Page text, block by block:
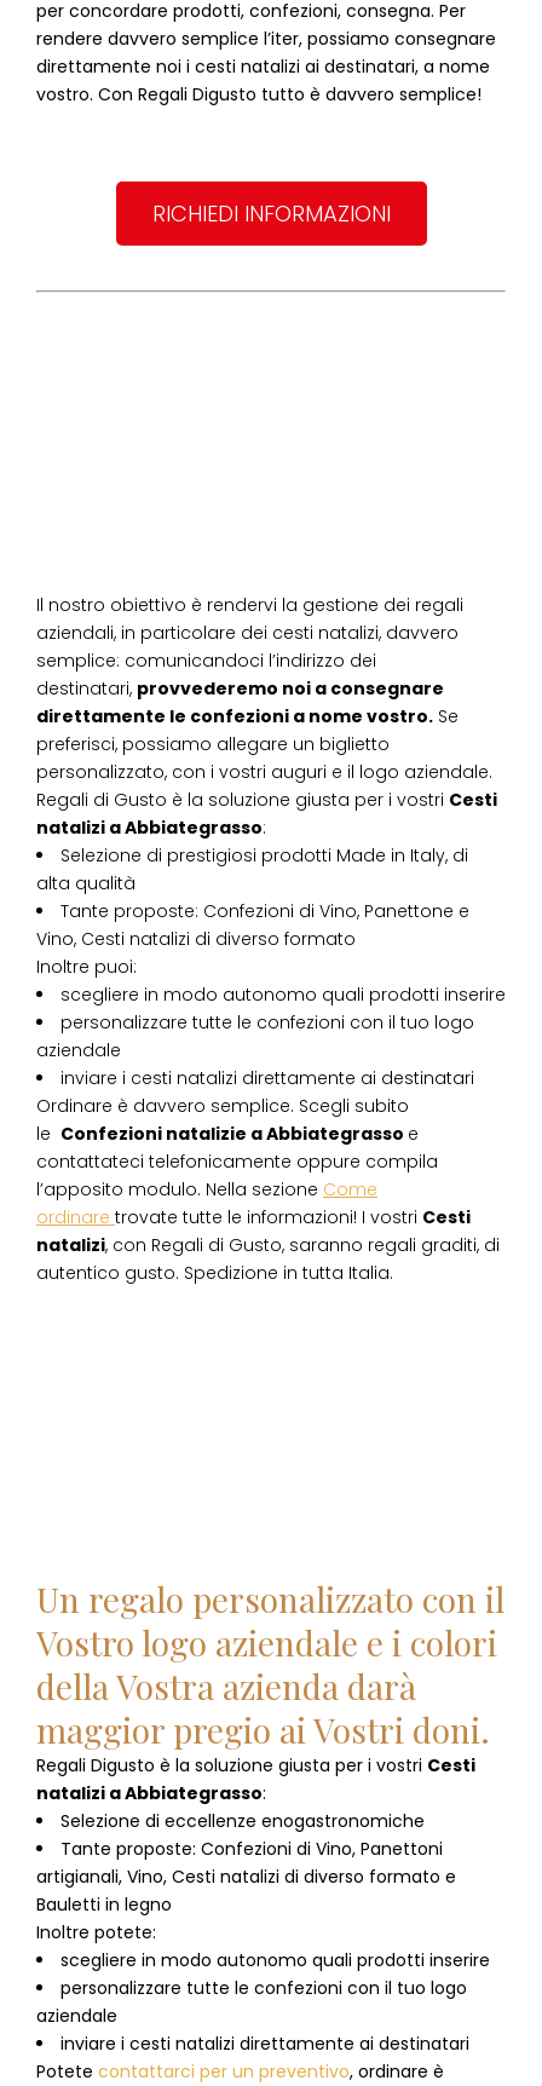
per concordare prodotti, confezioni, consegna. Per
rendere davvero semplice l’iter, possiamo consegnare
direttamente noi i cesti natalizi ai destinatari, a nome
vostro. Con Regali Digusto tutto è davvero semplice!
RICHIEDI INFORMAZIONI
Il nostro obiettivo è rendervi la gestione dei regali
aziendali, in particolare dei cesti natalizi, davvero
semplice: comunicandoci l’indirizzo dei
destinatari, provvederemo noi a consegnare
direttamente le confezioni a nome vostro. Se
preferisci, possiamo allegare un biglietto
personalizzato, con i vostri auguri e il logo aziendale.
Regali di Gusto è la soluzione giusta per i vostri Cesti
natalizi aAbbiategrasso:
Selezione di prestigiosi prodotti Made in Italy, di
alta qualità
Tante proposte: Confezioni di Vino, Panettone e
Vino, Cesti natalizi di diverso formato
Inoltre puoi:
scegliere in modo autonomo quali prodotti inserire
personalizzare tutte le confezioni con il tuo logo
aziendale
inviare i cesti natalizi direttamente ai destinatari
Ordinare è davvero semplice. Scegli subito
le Confezioni natalizie aAbbiategrasso e
contattateci telefonicamente oppure compila
l’apposito modulo. Nella sezione Come
ordinare trovate tutte le informazioni! I vostri Cesti
natalizi, con Regali di Gusto, saranno regali graditi, di
autentico gusto. Spedizione in tutta Italia.
Un regalo personalizzato con il
Vostro logo aziendale e i colori
della Vostra azienda darà
maggior pregio ai Vostri doni.
Regali Digusto è la soluzione giusta per i vostri Cesti
natalizi aAbbiategrasso:
Selezione di eccellenze enogastronomiche
Tante proposte: Confezioni di Vino, Panettoni
artigianali, Vino, Cesti natalizi di diverso formato e
Bauletti in legno
Inoltre potete:
scegliere in modo autonomo quali prodotti inserire
personalizzare tutte le confezioni con il tuo logo
aziendale
inviare i cesti natalizi direttamente ai destinatari
Potete contattarci per un preventivo, ordinare è